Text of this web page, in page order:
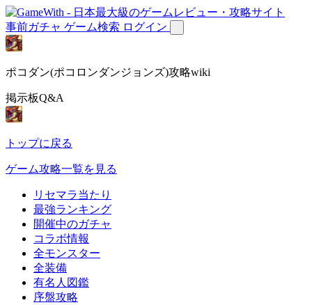
事前ガチャ ゲーム検索 ログイン
ポコダン(ポコロンダンジョンズ)攻略wiki
掲示板Q&A
トップに戻る
ゲーム攻略一覧を見る
リセマラ当たり
最強ランキング
開催中のガチャ
コラボ情報
全モンスター
全装備
有名人図鑑
序盤攻略